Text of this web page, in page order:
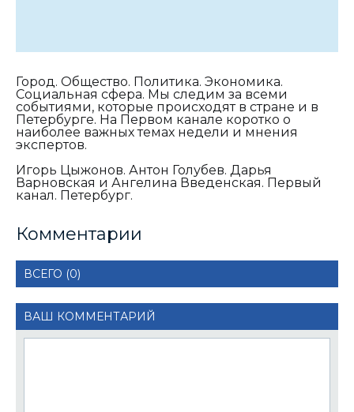
Город. Общество. Политика. Экономика.
Социальная сфера. Мы следим за всеми
событиями, которые происходят в стране и в
Петербурге. На Первом канале коротко о
наиболее важных темах недели и мнения
экспертов.
Игорь Цыжонов. Антон Голубев. Дарья
Варновская и Ангелина Введенская. Первый
канал. Петербург.
Комментарии
ВСЕГО (0)
ВАШ КОММЕНТАРИЙ